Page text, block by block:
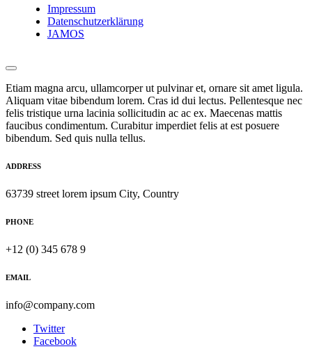
Impressum
Datenschutzerklärung
JAMOS
Etiam magna arcu, ullamcorper ut pulvinar et, ornare sit amet ligula.
Aliquam vitae bibendum lorem. Cras id dui lectus. Pellentesque nec
felis tristique urna lacinia sollicitudin ac ac ex. Maecenas mattis
faucibus condimentum. Curabitur imperdiet felis at est posuere
bibendum. Sed quis nulla tellus.
ADDRESS
63739 street lorem ipsum City, Country
PHONE
+12 (0) 345 678 9
EMAIL
info@company.com
Twitter
Facebook